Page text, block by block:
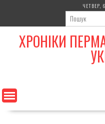
content
ЧЕТВЕР,
ХРОНІКИ